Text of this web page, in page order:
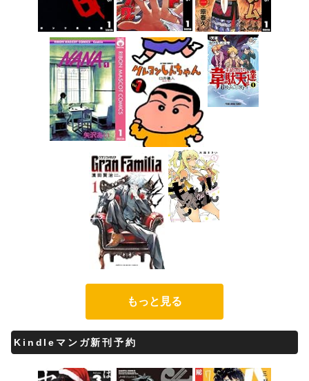
もっと見る
Kindleマンガ新刊予約